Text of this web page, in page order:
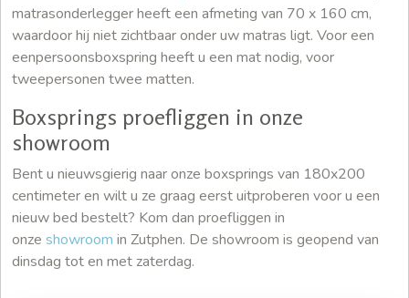
matrasonderlegger heeft een afmeting van 70 x 160 cm,
waardoor hij niet zichtbaar onder uw matras ligt. Voor een
eenpersoonsboxspring heeft u een mat nodig, voor
tweepersonen twee matten.
Boxsprings proefliggen in onze
showroom
Bent u nieuwsgierig naar onze boxsprings van 180x200
centimeter en wilt u ze graag eerst uitproberen voor u een
nieuw bed bestelt? Kom dan proefliggen in
onze showroom in Zutphen. De showroom is geopend van
dinsdag tot en met zaterdag.